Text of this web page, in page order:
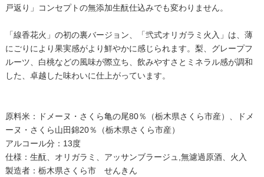
戸返り」コンセプトの無添加生酛仕込みでも変わりません。
「線香花火」の初の裏バージョン、「弐式オリガラミ火入」は、薄
にごりにより果実感がより鮮やかに感じられます。梨、グレープフ
ルーツ、白桃などの風味が際立ち、飲みやすさとミネラル感が調和
した、卓越した味わいに仕上がっています。
原料米：ドメーヌ・さくら亀の尾80％（栃木県さくら市産）、ドメ
ーヌ・さくら山田錦20％（栃木県さくら市産）
アルコール分：13度
仕様：生酛、オリガラミ、アッサンブラージュ,無濾過原酒、火入
製造者：栃木県さくら市 せんきん